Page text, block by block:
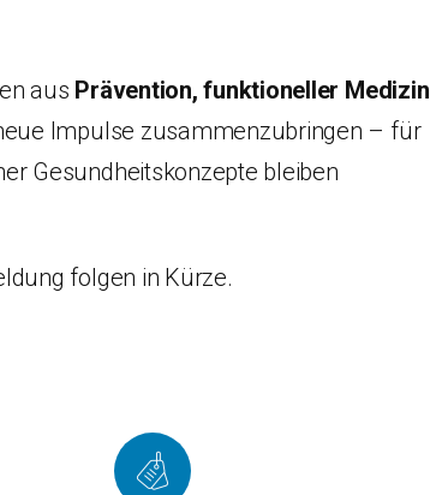
aus Prävention, funktioneller Medizin
Impulse zusammenzubringen – für
Gesundheitskonzepte bleiben
folgen in Kürze.